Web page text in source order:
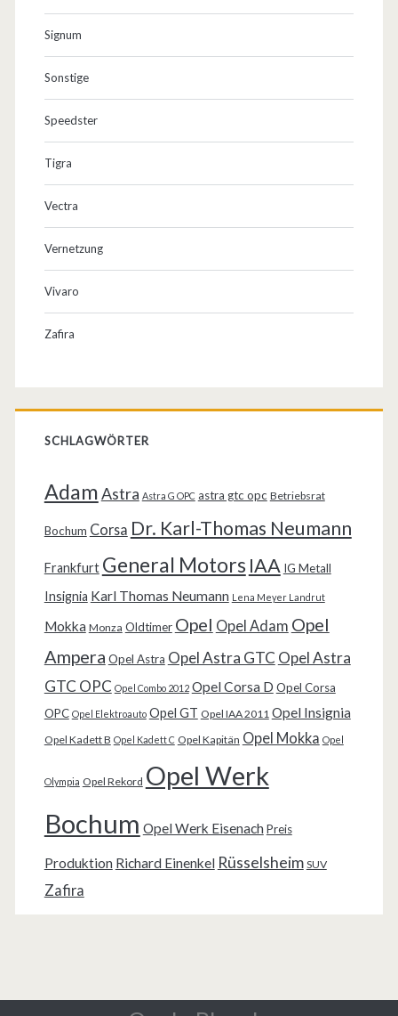
Signum
Sonstige
Speedster
Tigra
Vectra
Vernetzung
Vivaro
Zafira
SCHLAGWÖRTER
AdamAstra Astra G OPC astra gtc opc Betriebsrat
Bochum Corsa Dr. Karl-Thomas Neumann
Frankfurt General Motors IAA IG Metall
Insignia Karl Thomas Neumann Lena Meyer Landrut
Mokka Monza Oldtimer Opel Opel Adam Opel
Ampera Opel Astra Opel Astra GTC Opel Astra
GTC OPC Opel Combo 2012 Opel Corsa D Opel Corsa
OPC Opel Elektroauto Opel GT Opel IAA 2011 Opel Insignia
Opel Kadett B Opel Kadett C Opel Kapitän Opel Mokka Opel
Olympia Opel Rekord Opel Werk
Bochum Opel Werk Eisenach Preis
Produktion Richard Einenkel Rüsselsheim SUV
Zafira